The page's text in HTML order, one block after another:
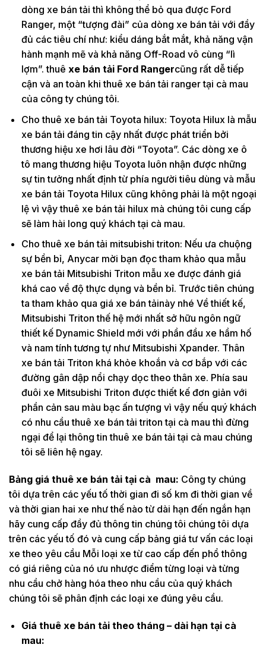
dòng xe bán tải thì không thể bỏ qua được Ford
Ranger, một “tượng đài” của dòng xe bán tải với đầy
đủ các tiêu chí như: kiểu dáng bắt mắt, khả năng vận
hành mạnh mẽ và khả năng Off-Road vô cùng “lì
lợm”. thuê xe bán tải Ford Rangercũng rất dễ tiếp
cận và an toàn khi thuê xe bán tải ranger tại cà mau
của công ty chúng tôi.
Cho thuê xe bán tải Toyota hilux: Toyota Hilux là mẫu
xe bán tải đáng tin cậy nhất được phát triển bởi
thương hiệu xe hơi lâu đời “Toyota”. Các dòng xe ô
tô mang thương hiệu Toyota luôn nhận được những
sự tin tưởng nhất định từ phía người tiêu dùng và mẫu
xe bán tải Toyota Hilux cũng không phải là một ngoại
lệ vì vậy thuê xe bán tải hilux mà chúng tôi cung cấp
sẽ làm hài long quý khách tại cà mau.
Cho thuê xe bán tải mitsubishi triton: Nếu ưa chuộng
sự bền bỉ, Anycar mời bạn đọc tham khảo qua mẫu
xe bán tải Mitsubishi Triton mẫu xe được đánh giá
khá cao về độ thực dụng và bền bỉ. Trước tiên chúng
ta tham khảo qua giá xe bán tảinày nhé Về thiết kế,
Mitsubishi Triton thế hệ mới nhất sở hữu ngôn ngữ
thiết kế Dynamic Shield mới với phần đầu xe hầm hố
và nam tính tương tự như Mitsubishi Xpander. Thân
xe bán tải Triton khá khỏe khoắn và cơ bắp với các
đường gân dập nổi chạy dọc theo thân xe. Phía sau
đuôi xe Mitsubishi Triton được thiết kế đơn giản với
phần cản sau màu bạc ấn tượng vì vậy nếu quý khách
có nhu cầu thuê xe bán tải triton tại cà mau thì đừng
ngại để lại thông tin thuê xe bán tải tại cà mau chúng
tôi sẽ liên hệ ngay.
Bảng giá thuê xe bán tải tại cà mau: Công ty chúng
tôi dựa trên các yếu tố thời gian đi số km đi thời gian về
và thời gian hai xe như thế nào từ dài hạn đến ngắn hạn
hãy cung cấp đầy đủ thông tin chúng tôi chúng tôi dựa
trên các yếu tố đó và cung cấp bảng giá tư vấn các loại
xe theo yêu cầu Mỗi loại xe từ cao cấp đến phổ thông
có giá riêng của nó ưu nhược điểm từng loại và từng
nhu cầu chở hàng hóa theo nhu cầu của quý khách
chúng tôi sẽ phân định các loại xe đúng yêu cầu.
Giá thuê xe bán tải theo tháng – dài hạn tại cà
mau: